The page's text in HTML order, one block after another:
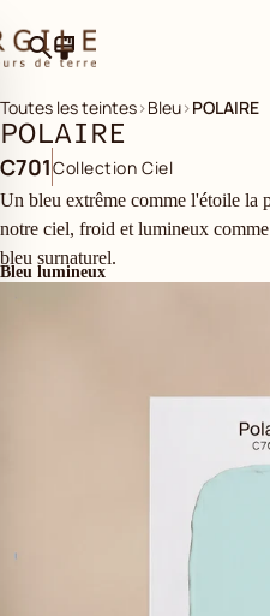
Toutes les teintes›Bleu›POLAIRE
POLAIRE
C701Collection Ciel
Un bleu extrême comme l'étoile la
notre ciel, froid et lumineux
bleu surnaturel.
Bleu lumineux